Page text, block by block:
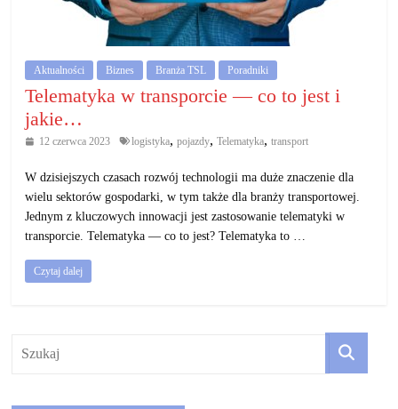
gospodarczą.
Porady
biznesowe
Aktualności Biznes Branża TSL Poradniki
Telematyka w transporcie — co to jest i
jakie…
12 czerwca 2023 logistyka, pojazdy, Telematyka, transport
W dzisiejszych czasach rozwój technologii ma duże znaczenie dla
wielu sektorów gospodarki, w tym także dla branży transportowej.
Jednym z kluczowych innowacji jest zastosowanie telematyki w
transporcie. Telematyka — co to jest? Telematyka to …
Czytaj dalej